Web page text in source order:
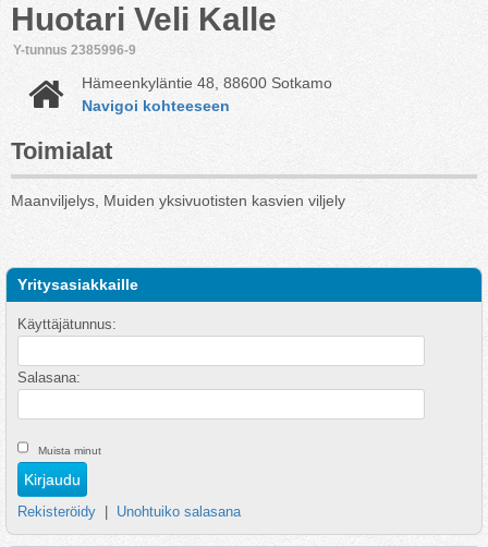
Huotari Veli Kalle
Y-tunnus 2385996-9
Hämeenkyläntie 48, 88600 Sotkamo
Navigoi kohteeseen
Toimialat
Maanviljelys, Muiden yksivuotisten kasvien viljely
Yritysasiakkaille
Käyttäjätunnus:
Salasana:
Muista minut
Rekisteröidy Unohtuiko salasana